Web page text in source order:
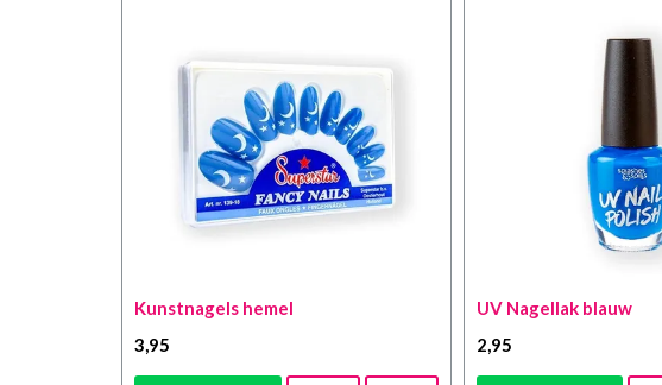
Kunstnagels hemel
3,95
UV Nagellak blauw
2,95